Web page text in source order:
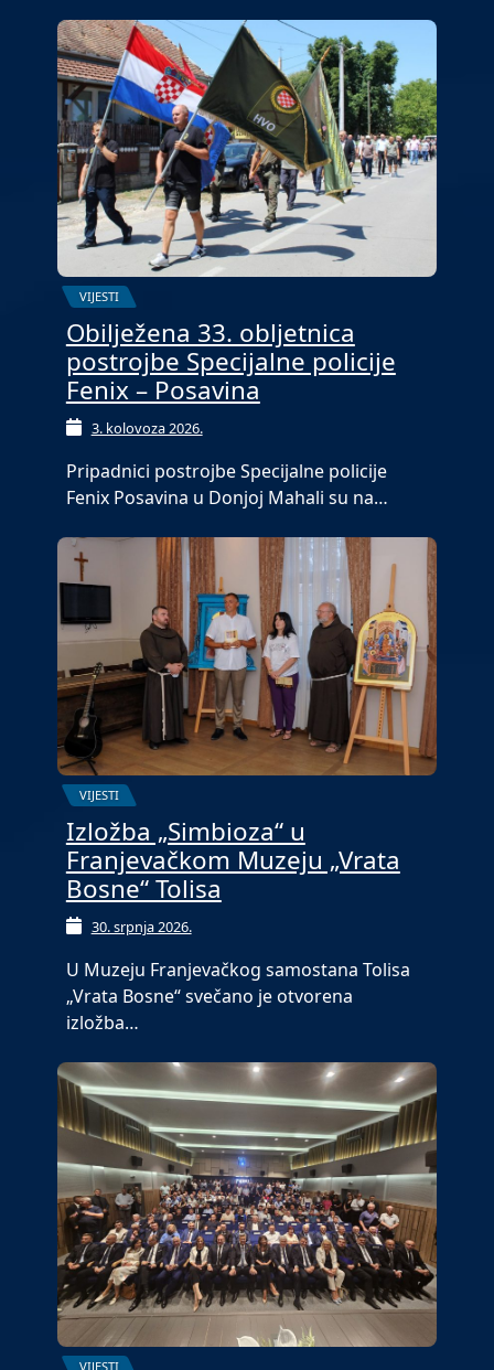
VIJESTI
Obilježena 33. obljetnica
postrojbe Specijalne policije
Fenix – Posavina
3. kolovoza 2026.
Pripadnici postrojbe Specijalne policije
Fenix Posavina u Donjoj Mahali su na…
VIJESTI
Izložba „Simbioza“ u
Franjevačkom Muzeju „Vrata
Bosne“ Tolisa
30. srpnja 2026.
U Muzeju Franjevačkog samostana Tolisa
„Vrata Bosne“ svečano je otvorena
izložba…